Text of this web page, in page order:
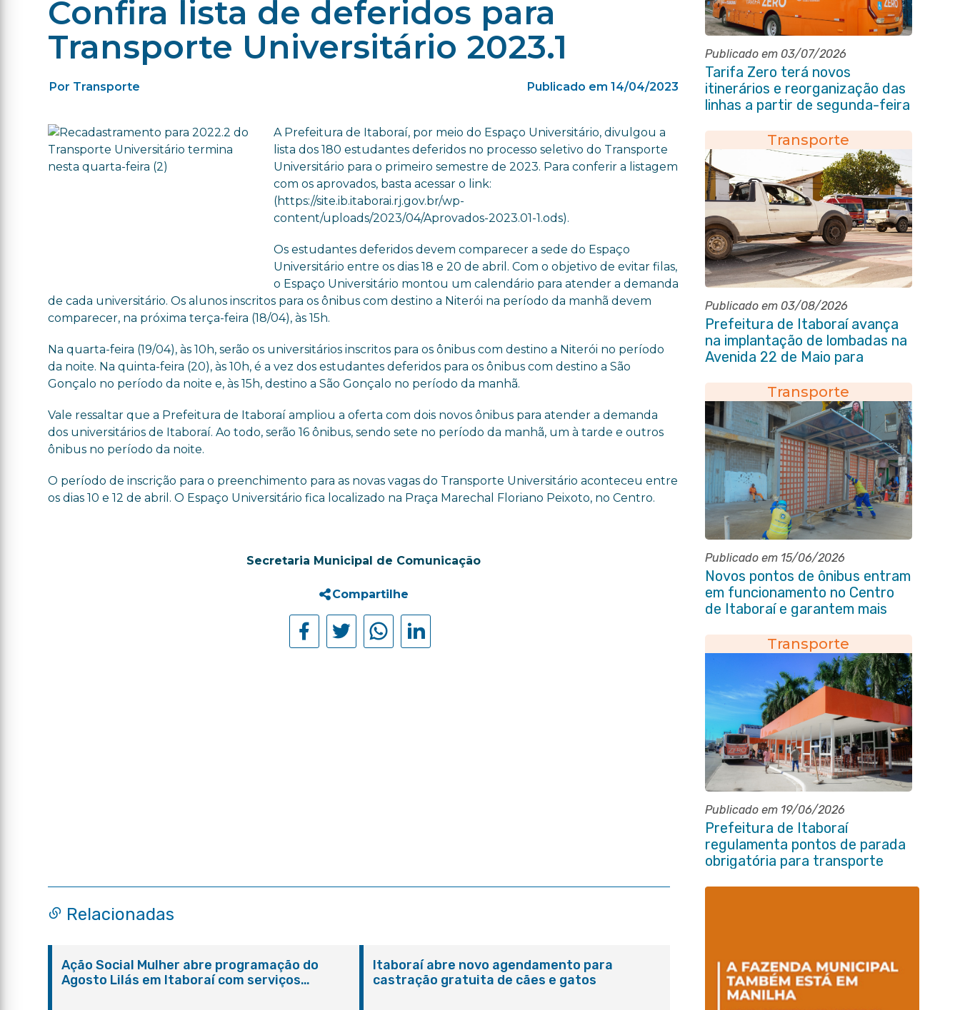
Confira lista de deferidos para
Transporte Universitário 2023.1
Por Transporte Publicado em 14/04/2023
A Prefeitura de Itaboraí, por meio do Espaço Universitário, divulgou a
lista dos 180 estudantes deferidos no processo seletivo do Transporte
Universitário para o primeiro semestre de 2023. Para conferir a listagem
com os aprovados, basta acessar o link:
(https://site.ib.itaborai.rj.gov.br/wp-
content/uploads/2023/04/Aprovados-2023.01-1.ods).
Os estudantes deferidos devem comparecer a sede do Espaço
Universitário entre os dias 18 e 20 de abril. Com o objetivo de evitar filas,
o Espaço Universitário montou um calendário para atender a demanda
de cada universitário. Os alunos inscritos para os ônibus com destino a Niterói na período da manhã devem
comparecer, na próxima terça-feira (18/04), às 15h.
Na quarta-feira (19/04), às 10h, serão os universitários inscritos para os ônibus com destino a Niterói no período
da noite. Na quinta-feira (20), às 10h, é a vez dos estudantes deferidos para os ônibus com destino a São
Gonçalo no período da noite e, às 15h, destino a São Gonçalo no período da manhã.
Vale ressaltar que a Prefeitura de Itaboraí ampliou a oferta com dois novos ônibus para atender a demanda
dos universitários de Itaboraí. Ao todo, serão 16 ônibus, sendo sete no período da manhã, um à tarde e outros
ônibus no período da noite.
O período de inscrição para o preenchimento para as novas vagas do Transporte Universitário aconteceu entre
os dias 10 e 12 de abril. O Espaço Universitário fica localizado na Praça Marechal Floriano Peixoto, no Centro.
Secretaria Municipal de Comunicação
Compartilhe
Publicado em 03/07/2026
Tarifa Zero terá novos
itinerários e reorganização das
linhas a partir de segunda-feira
Transporte
Publicado em 03/08/2026
Prefeitura de Itaboraí avança
na implantação de lombadas na
Avenida 22 de Maio para
trânsito
Transporte
Publicado em 15/06/2026
Novos pontos de ônibus entram
em funcionamento no Centro
de Itaboraí e garantem mais
Transporte
Publicado em 19/06/2026
Prefeitura de Itaboraí
regulamenta pontos de parada
obrigatória para transporte
Relacionadas
Ação Social Mulher abre programação do
Agosto Lilás em Itaboraí com serviços
Itaboraí abre novo agendamento para
castração gratuita de cães e gatos